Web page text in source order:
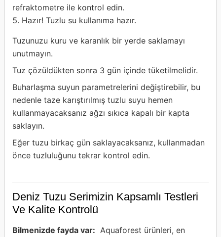
refraktometre ile kontrol edin.
Hazır! Tuzlu su kullanıma hazır.
Tuzunuzu kuru ve karanlık bir yerde saklamayı
unutmayın.
Tuz çözüldükten sonra 3 gün içinde tüketilmelidir.
Buharlaşma suyun parametrelerini değiştirebilir, bu
nedenle taze karıştırılmış tuzlu suyu hemen
kullanmayacaksanız ağzı sıkıca kapalı bir kapta
saklayın.
Eğer tuzu birkaç gün saklayacaksanız, kullanmadan
önce tuzluluğunu tekrar kontrol edin.
Deniz Tuzu Serimizin Kapsamlı Testleri
Ve Kalite Kontrolü
Bilmenizde fayda var: Aquaforest ürünleri, en